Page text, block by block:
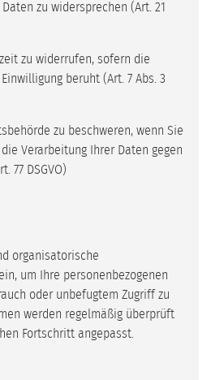
zu widersprechen (Art. 21
zu widerrufen, sofern die
beruht (Art. 7 Abs. 3
zu beschweren, wenn Sie
Verarbeitung Ihrer Daten gegen
77 DSGVO)
organisatorische
um Ihre personenbezogenen
oder unbefugtem Zugriff zu
werden regelmäßig überprüft
Fortschritt angepasst.